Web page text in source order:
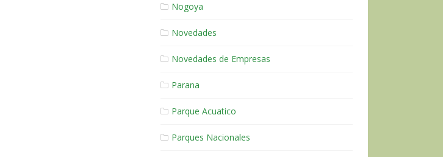
Nogoya
Novedades
Novedades de Empresas
Parana
Parque Acuatico
Parques Nacionales